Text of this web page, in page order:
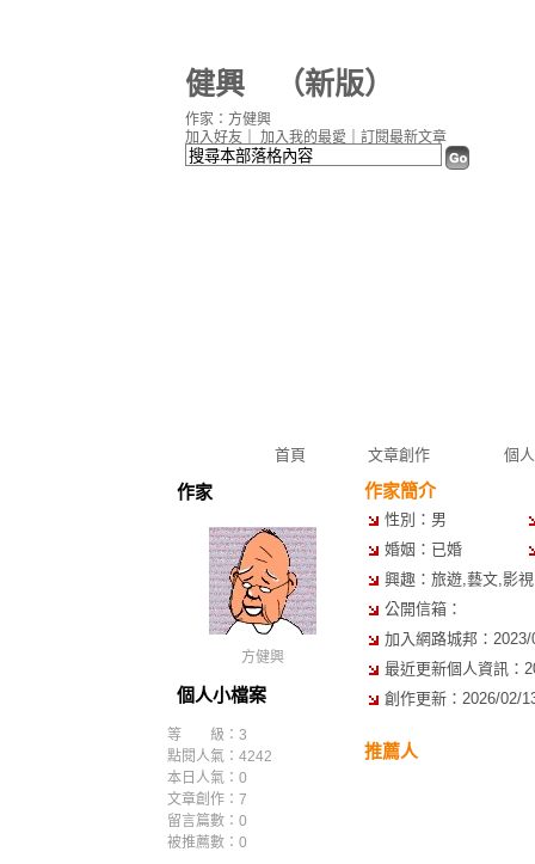
健興 （新版）
首頁 文章創作 個
加入好友 加入我的最愛 訂閱最新文章
作家：方健興
作家
方健興
個人小檔案
等 級：3
點閱人氣：4242
本日人氣：0
文章創作：7
留言篇數：0
被推薦數： 0
作家簡介
性別：男
婚姻：已婚
興趣：旅遊,藝文,影
公開信箱：
加入網路城邦：
最近更新個人資訊：
創作更新：2026/02/
推薦人